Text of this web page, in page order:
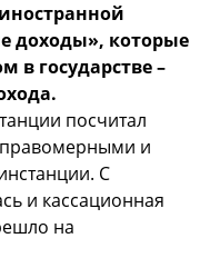
доходы», которые
в государстве –
посчитал
и
С
и кассационная
на